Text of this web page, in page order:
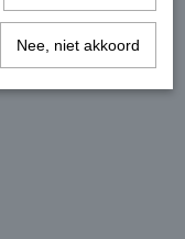
Nee, niet akkoord